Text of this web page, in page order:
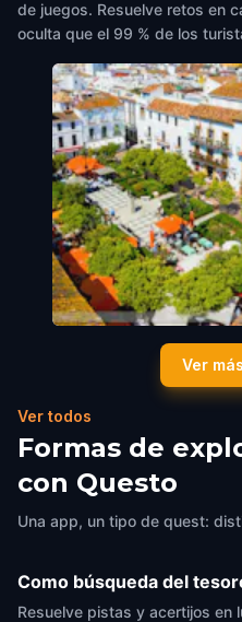
de juegos. Resuelve retos en
oculta que el 99 % de los
Plaza de los Naranjas
Ver
Ver todos
Formas de
con Questo
Una app, un tipo de quest:
Como búsqueda del
Resuelve pistas y acertijos en